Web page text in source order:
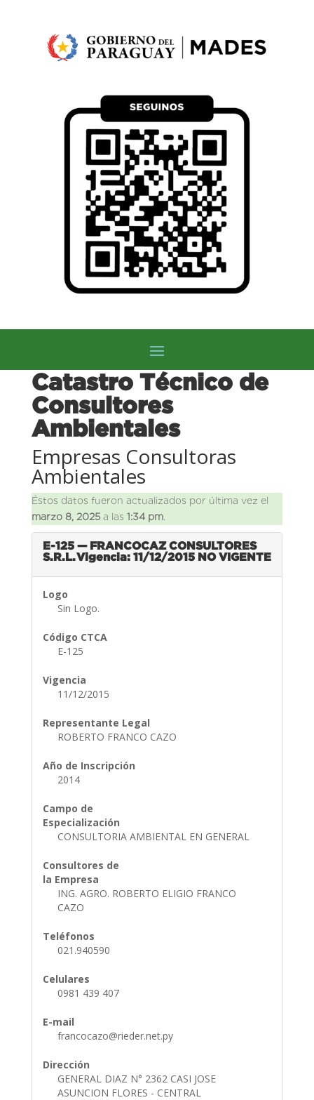
Catastro Técnico de
Consultores
Ambientales
Empresas Consultoras
Ambientales
Éstos datos fueron actualizados por última vez el
marzo 8, 2025a las 1:34 pm.
E-125 — FRANCOCAZ CONSULTORES
S.R.L.Vigencia: 11/12/2015 NO VIGENTE
Logo
Sin Logo.
Código CTCA
E-125
Vigencia
11/12/2015
Representante Legal
ROBERTO FRANCO CAZO
Año de Inscripción
2014
Campo de
Especialización
CONSULTORIA AMBIENTAL EN GENERAL
Consultores de
la Empresa
ING. AGRO. ROBERTO ELIGIO FRANCO
CAZO
Teléfonos
021.940590
Celulares
0981 439 407
E-mail
francocazo@rieder.net.py
Dirección
GENERAL DIAZ N° 2362 CASI JOSE
ASUNCION FLORES - CENTRAL